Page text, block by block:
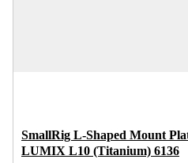
SmallRig L-Shaped Mount
LUMIX L10 (Titanium) 6136